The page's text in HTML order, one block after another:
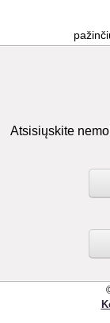
Atsisiųskite